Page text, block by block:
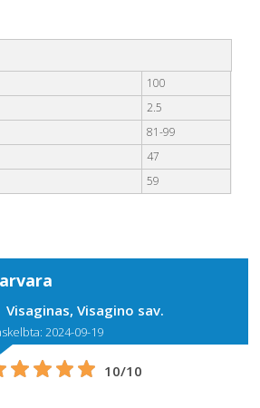
100
2.5
81-99
47
59
Visaginas, Visagino sav.
2024-09-19
10/10